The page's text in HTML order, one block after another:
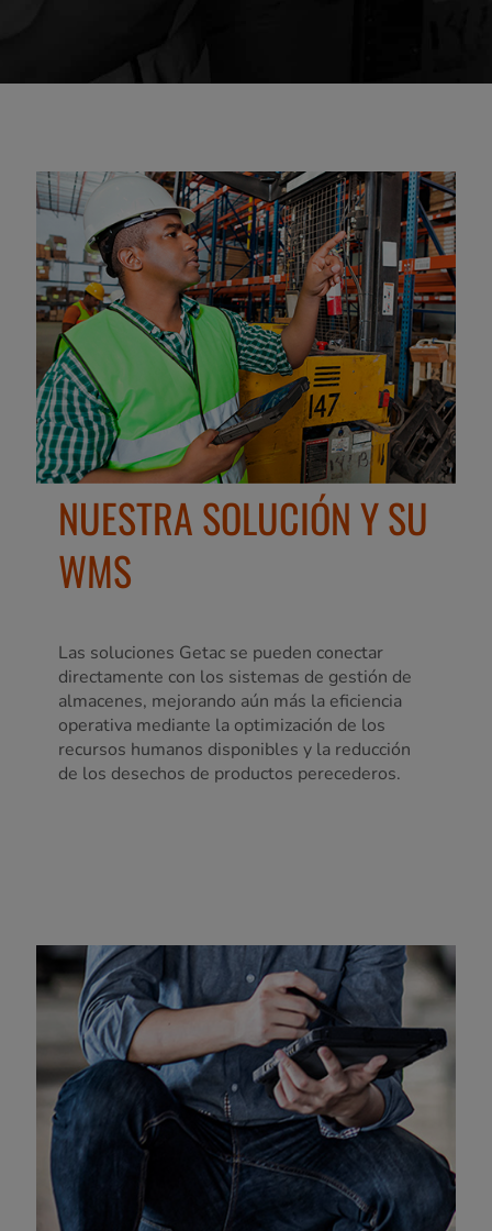
NUESTRA SOLUCIÓN Y SU
WMS
Las soluciones Getac se pueden conectar
directamente con los sistemas de gestión de
almacenes, mejorando aún más la eficiencia
operativa mediante la optimización de los
recursos humanos disponibles y la reducción
de los desechos de productos perecederos.